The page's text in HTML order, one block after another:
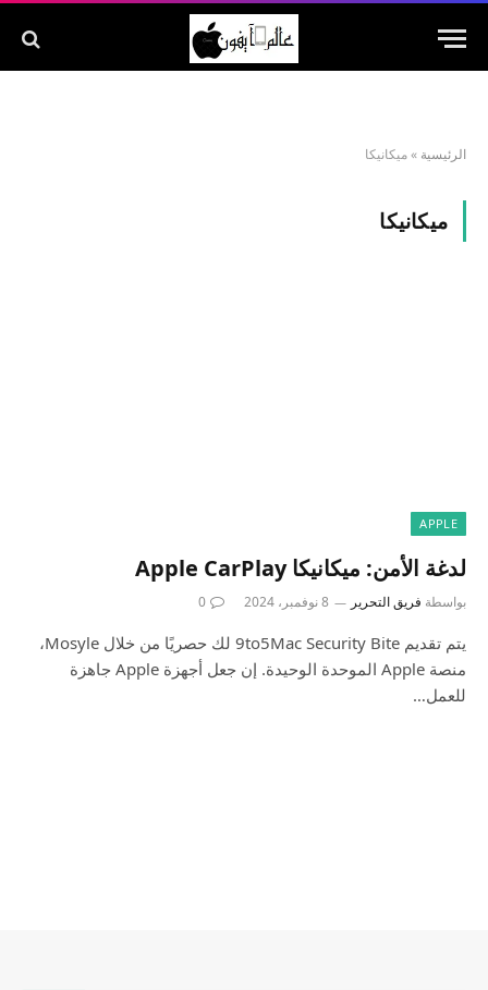
الرئيسية »ميكانيكا
ميكانيكا
APPLE
لدغة الأمن: ميكانيكا Apple CarPlay
بواسطة فريق التحرير 8 نوفمبر، 2024 0
يتم تقديم 9to5Mac Security Bite لك حصريًا من خلال Mosyle،
منصة Apple الموحدة الوحيدة. إن جعل أجهزة Apple جاهزة
للعمل…